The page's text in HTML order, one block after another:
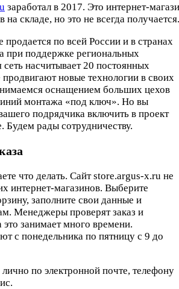
заработал в 2017. Это интернет-
на складе, но это не всегда
по всей России и в странах
при поддержке региональных
насчитывает 20 постоянных
продвигают новые технологии в своих
оснащением больших цехов
монтажа «под ключ». Но вы
подрядчика включить в проект
Будем рады сотрудничеству.
что делать. Сайт store.argus-x.ru не
интернет-магазинов. Выберите
заполните свои данные и
Менеджеры проверят заказ и
это занимает много времени.
с понедельника по пятницу с 9 до
по электронной почте, телефону